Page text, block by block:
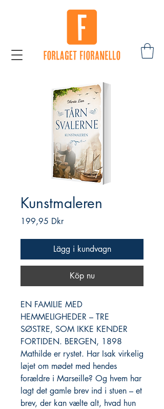
Kunstmaleren
199,95 DkrPris
Lägg i kundvagn
Köp nu
EN FAMILIE MED
HEMMELIGHEDER – TRE
SØSTRE, SOM IKKE KENDER
FORTIDEN. BERGEN, 1898
Mathilde er rystet. Har Isak virkelig
løjet om mødet med hendes
forældre i Marseille? Og hvem har
lagt det gamle brev ind i stuen – et
brev, der kan vælte alt, hvad hun